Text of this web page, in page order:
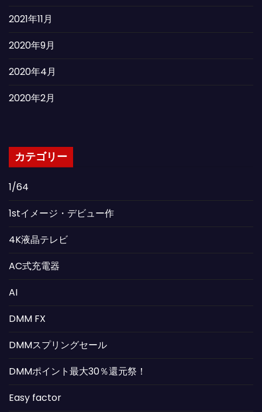
2021年11月
2020年9月
2020年4月
2020年2月
カテゴリー
1/64
1stイメージ・デビュー作
4K液晶テレビ
AC式充電器
AI
DMM FX
DMMスプリングセール
DMMポイント最大30％還元祭！
Easy factor